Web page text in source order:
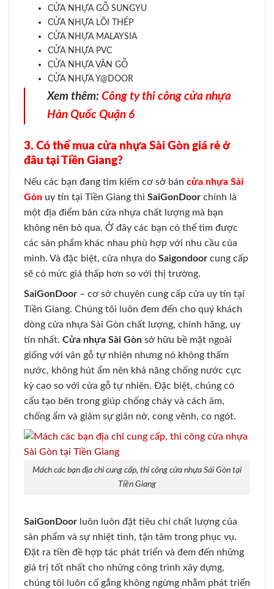
CỬA NHỰA GỖ SUNGYU
CỬA NHỰA LÕI THÉP
CỬA NHỰA MALAYSIA
CỬA NHỰA PVC
CỬA NHỰA VÂN GỖ
CỬA NHỰA Y@DOOR
Xem thêm: Công ty thi công cửa nhựa
Hàn Quốc Quận 6
3. Có thể mua cửa nhựa Sài Gòn giá rẻ ở
đâu tại Tiền Giang?
Nếu các bạn đang tìm kiếm cơ sở bán cửa nhựa Sài
Gòn uy tín tại Tiền Giang thì SaiGonDoor chính là
một địa điểm bán cửa nhựa chất lượng mà bạn
không nên bỏ qua. Ở đây các bạn có thể tìm được
các sản phẩm khác nhau phù hợp với nhu cầu của
mình. Và đặc biệt, cửa nhựa do Saigondoor cung cấp
sẽ có mức giá thấp hơn so với thị trường.
SaiGonDoor – cơ sở chuyên cung cấp cửa uy tín tại
Tiền Giang. Chúng tôi luôn đem đến cho quý khách
dòng cửa nhựa Sài Gòn chất lượng, chính hãng, uy
tín nhất. Cửa nhựa Sài Gòn sở hữu bề mặt ngoài
giống với vân gỗ tự nhiên nhưng nó không thấm
nước, không hút ẩm nên khả năng chống nước cực
kỳ cao so với cửa gỗ tự nhiên. Đặc biệt, chúng có
cấu tạo bên trong giúp chống cháy và cách âm,
chống ẩm và giảm sự giãn nở, cong vênh, co ngót.
Mách các bạn địa chỉ cung cấp, thi công cửa nhựa Sài Gòn tại
Tiền Giang
SaiGonDoor luôn luôn đặt tiêu chí chất lượng của
sản phẩm và sự nhiệt tình, tận tâm trong phục vụ.
Đặt ra tiền đề hợp tác phát triển và đem đến những
giá trị tốt nhất cho những công trình xây dựng,
chúng tôi luôn cố gắng không ngừng nhằm phát triển